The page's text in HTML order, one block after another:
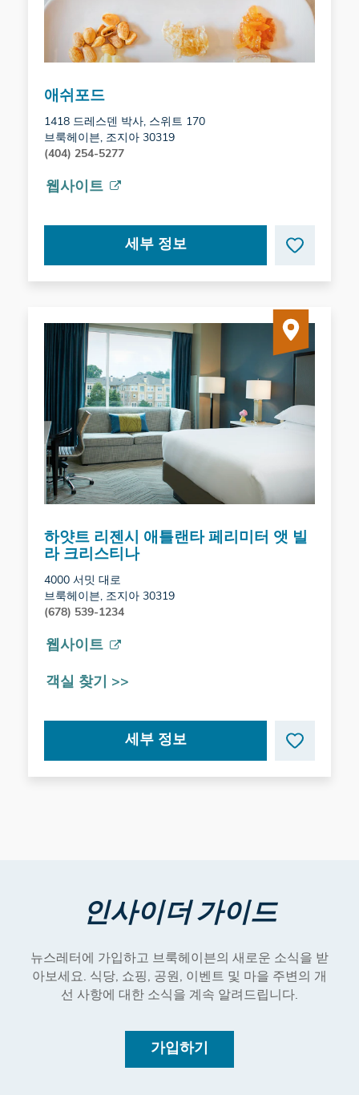
애쉬포드
1418 드레스덴 박사, 스위트 170
브룩헤이븐, 조지아 30319
(404) 254-5277
웹사이트
세부 정보
하얏트 리젠시 애틀랜타 페리미터 앳 빌
라 크리스티나
4000 서밋 대로
브룩헤이븐, 조지아 30319
(678) 539-1234
웹사이트
객실 찾기
세부 정보
인사이더 가이드
뉴스레터에 가입하고 브룩헤이븐의 새로운 소식을 받
아보세요. 식당, 쇼핑, 공원, 이벤트 및 마을 주변의 개
선 사항에 대한 소식을 계속 알려드립니다.
가입하기